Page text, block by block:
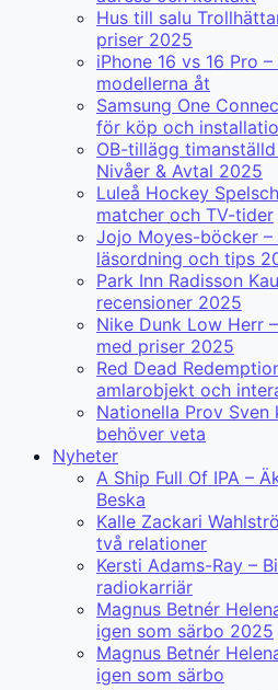
Hus till salu
priser 2025
iPhone 16 vs 16 Pro
modellerna åt
Samsung One
för köp och
OB-tillägg
Nivåer & Avtal 2025
Luleå Hockey
matcher och TV-tider
Jojo Moyes-böcker –
läsordning och tips
Park Inn Radisson
recensioner 2025
Nike Dunk Low Herr
med priser 2025
Red Dead
amlarobjekt och
Nationella Prov Sven
behöver veta
Nyheter
A Ship Full Of IPA –
Beska
Kalle Zackari
två relationer
Kersti Adams-Ray –
radiokarriär
Magnus Betnér
igen som särbo 2025
Magnus Betnér
igen som särbo